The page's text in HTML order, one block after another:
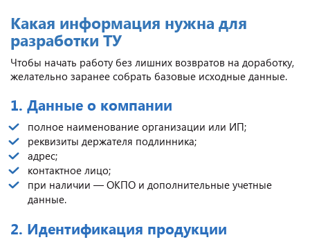
Какая информация нужна для
разработки ТУ
Чтобы начать работу без лишних возвратов на доработку,
желательно заранее собрать базовые исходные данные.
1. Данные о компании
полное наименование организации или ИП;
реквизиты держателя подлинника;
адрес;
контактное лицо;
при наличии — ОКПО и дополнительные учетные
данные.
2. Идентификация продукции